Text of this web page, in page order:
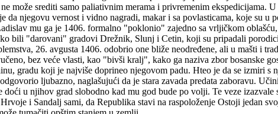
može srediti samo paliativnim merama i privremenim
njegovu vernost i vidno nagradi, makar i sa povlasticama, koje su u
mu ga je 1406. formalno "poklonio" zajedno sa vrljičkom
bili "darovani" gradovi Drežnik, Slunj i Cetin, koji su pripadali
26. avgusta 1406. odobrio one bliže neodređene, ali u mašti i
bez veće vlasti, kao "bivši kralj", kako ga naziva zbor bosanske
gradu koji je najviše doprineo njegovom padu. Hteo je da se izmiri
ljubazno, naglašujući da je stara zavada predata zaboravu.
u njihov grad slobodno kad mu god bude po volji. Te veze izazvale
i Sandalj sami, da Republika stavi na raspoloženje Ostoji jedan